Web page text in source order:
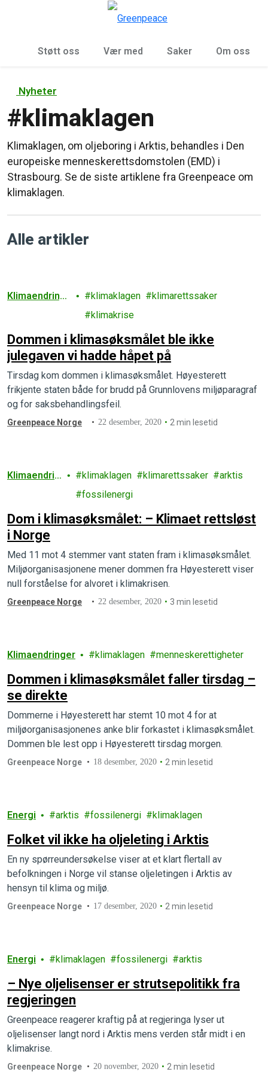
Støtt oss Vær med Saker Om oss
Nyheter
#klimaklagen
Klimaklagen, om oljeboring i Arktis, behandles i Den
europeiske menneskerettsdomstolen (EMD) i
Strasbourg. Se de siste artiklene fra Greenpeace om
klimaklagen.
Alle artikler
Klimaendring
klimaklagen
klimarettssaker
klimakrise
Dommen i klimasøksmålet ble ikke
julegaven vi hadde håpet på
Tirsdag kom dommen i klimasøksmålet. Høyesterett
frikjente staten både for brudd på Grunnlovens miljøparagraf
og for saksbehandlingsfeil.
Greenpeace Norge 22 desember, 2020 2 min lesetid
Klimaendrin
klimaklagen klimarettssaker
arktis
fossilenergi
Dom i klimasøksmålet: – Klimaet rettsløst
i Norge
Med 11 mot 4 stemmer vant staten fram i klimasøksmålet.
Miljøorganisasjonene mener dommen fra Høyesterett viser
null forståelse for alvoret i klimakrisen.
Greenpeace Norge 22 desember, 2020 3 min lesetid
Klimaendringer klimaklagen menneskerettigheter
Dommen i klimasøksmålet faller tirsdag –
se direkte
Dommerne i Høyesterett har stemt 10 mot 4 for at
miljøorganisasjonenes anke blir forkastet i klimasøksmålet.
Dommen ble lest opp i Høyesterett tirsdag morgen.
Greenpeace Norge 18 desember, 2020 2 min lesetid
Energi arktis fossilenergi klimaklagen
Folket vil ikke ha oljeleting i Arktis
En ny spørreundersøkelse viser at et klart flertall av
befolkningen i Norge vil stanse oljeletingen i Arktis av
hensyn til klima og miljø.
Greenpeace Norge 17 desember, 2020 2 min lesetid
Energi klimaklagen fossilenergi arktis
– Nye oljelisenser er strutsepolitikk fra
regjeringen
Greenpeace reagerer kraftig på at regjeringa lyser ut
oljelisenser langt nord i Arktis mens verden står midt i en
klimakrise.
Greenpeace Norge 20 november, 2020 2 min lesetid